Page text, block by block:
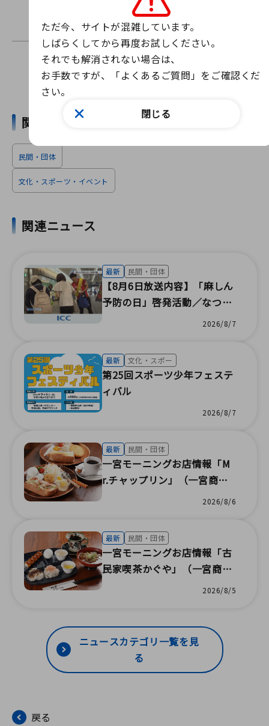
お問い合わせは上記のフォームからお願いします。
ニュースを探す
関連ワード
民間・団体
文化・スポーツ・イベント
関連ニュース
最新 民間・団体
【8月6日放送内容】「麻しん
予防の日」啓発活動／なつ祭
りin西成小学校／第28回向山
防災イベント／イオンとの合
同地域防災訓練／闇バイト防
止キャンペーン／島文楽人形
の虫干し（株式会社アイ・シ
2026/8/7
最新 文化・スポー
第25回スポーツ少年フェステ
ィバル
2026/8/7
最新 民間・団体
一宮モーニングお店情報「M
r.チャップリン」（一宮商工
2026/8/6
最新 民間・団体
一宮モーニングお店情報「古
民家喫茶かぐや」（一宮商工
2026/8/5
ニュースカテゴリ一覧を見
る
戻る
ただ今、サイトが混雑しています。
しばらくしてから再度お試しください。
それでも解消されない場合は、
お手数ですが、「よくあるご質問」をご確認くだ
さい。
閉じる